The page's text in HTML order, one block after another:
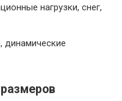
нагрузки, снег,
динамические